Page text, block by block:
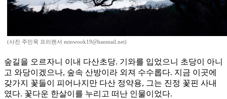
(사진 주민욱 프리랜서 minwook19@hanmail.net)
숲길을 오르자니 이내 다산초당. 기와를 입었으니 초당이 아니
고 와당이겠으나, 숲속 산방이라 외져 수수롭다. 지금 이곳에
갖가지 꽃들이 피어나지만 다산 정약용, 그는 진정 꽃핀 사내
였다. 꽃다운 한살이를 누리고 떠난 인물이었다.